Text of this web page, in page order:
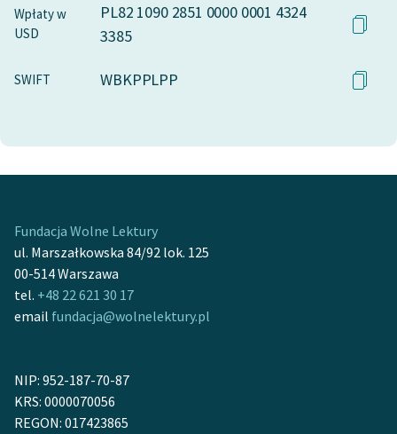
Wpłaty w
USD
PL82 1090 2851 0000 0001 4324
3385
SWIFT WBKPPLPP
Fundacja Wolne Lektury
ul. Marszałkowska 84/92 lok. 125
00-514 Warszawa
tel. +48 22 621 30 17
email fundacja@wolnelektury.pl
NIP: 952-187-70-87
KRS: 0000070056
REGON: 017423865